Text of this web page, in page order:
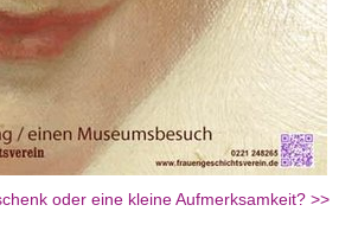
oder eine kleine Aufmerksamkeit? >>